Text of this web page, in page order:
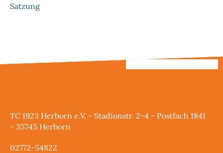
Satzung
TC 1923 Herborn e.V. - Stadionstr. 2-4 - Postfach 1841
- 35745 Herborn
02772-54822